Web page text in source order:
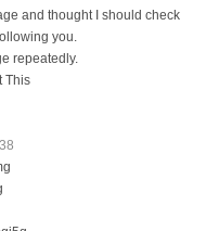
and thought I should check
you.
repeatedly.
This